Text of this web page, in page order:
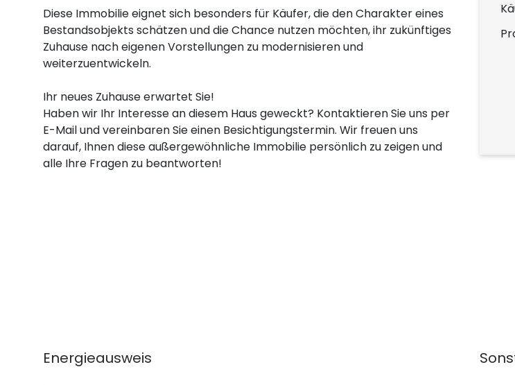
Diese Immobilie eignet sich besonders für Käufer, die den Charakter eines
Bestandsobjekts schätzen und die Chance nutzen möchten, ihr zukünftiges
Zuhause nach eigenen Vorstellungen zu modernisieren und
weiterzuentwickeln.
Ihr neues Zuhause erwartet Sie!
Haben wir Ihr Interesse an diesem Haus geweckt? Kontaktieren Sie uns per
E-Mail und vereinbaren Sie einen Besichtigungstermin. Wir freuen uns
darauf, Ihnen diese außergewöhnliche Immobilie persönlich zu zeigen und
alle Ihre Fragen zu beantworten!
Energieausweis